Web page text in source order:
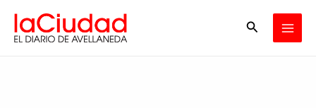
contenido
Buscar